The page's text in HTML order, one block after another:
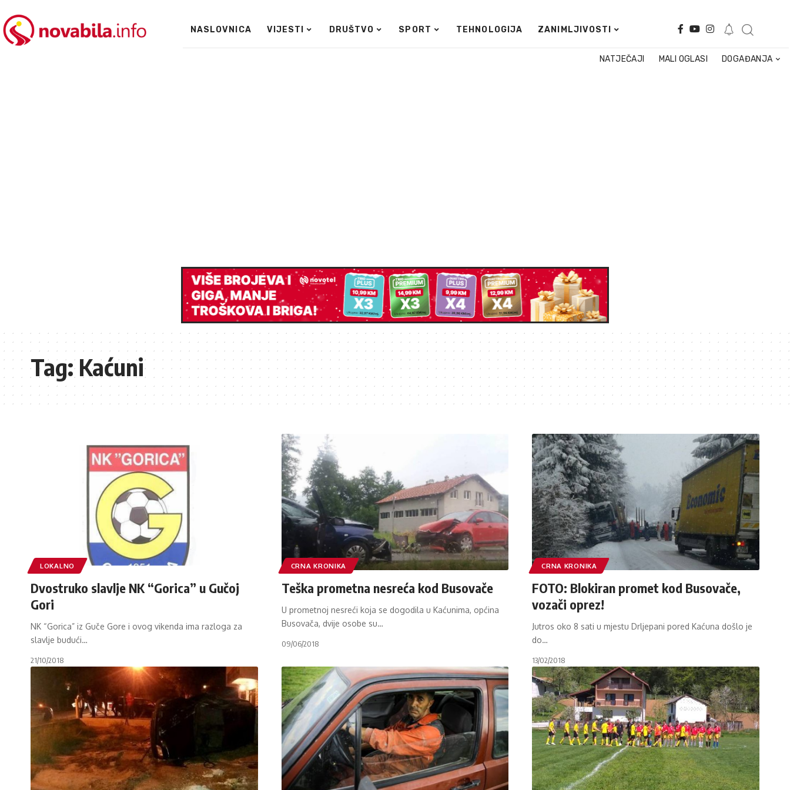
NASLOVNICA VIJESTI DRUŠTVO SPORT TEHNOLOGIJA ZANIMLJIVOSTI
NATJEČAJI MALI OGLASI DOGAĐANJA
Tag:Kaćuni
LOKALNO
Dvostruko slavlje NK “Gorica” u Gučoj
Gori
NK “Gorica” iz Guče Gore i ovog vikenda ima razloga za
slavlje budući…
21/10/2018
CRNA KRONIKA
Teška prometna nesreća kod Busovače
U prometnoj nesreći koja se dogodila u Kaćunima, općina
Busovača, dvije osobe su…
09/06/2018
CRNA KRONIKA
FOTO: Blokiran promet kod Busovače,
vozači oprez!
Jutros oko 8 sati u mjestu Drljepani pored Kaćuna došlo je
do…
13/02/2018